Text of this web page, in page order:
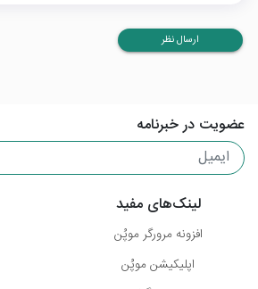
ارسال نظر
عضویت در خبرنامه
لینک‌های مفید
افزونه مرورگر موپُن
اپلیکیشن موپُن